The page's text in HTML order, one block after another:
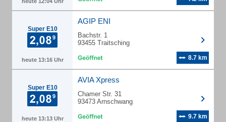
Super E10
heute 13:16 Uhr
AGIP ENI
Bachstr. 1
93455 Traitsching
8.7 km
Super E10
heute 13:13 Uhr
AVIA Xpress
Chamer Str. 31
93473 Arnschwang
9.7 km